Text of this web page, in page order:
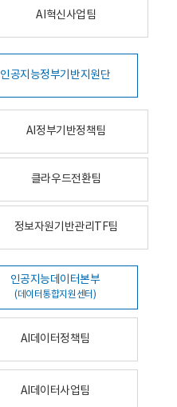
AI혁신사업팀
인공지능정부기반지원단
AI정부기반정책팀
클라우드전환팀
정보자원기반관리TF팀
인공지능데이터본부
(데이터통합지원센터)
AI데이터정책팀
AI데이터사업팀